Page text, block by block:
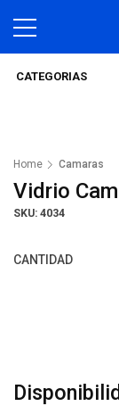
CATEGORIAS
Home Camaras
Vidrio
SKU: 4034
CANTIDAD